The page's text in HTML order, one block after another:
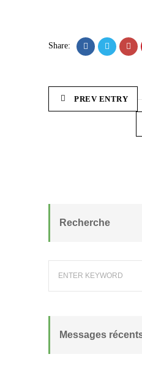
Share:
PREV ENTRY
Recherche
Messages